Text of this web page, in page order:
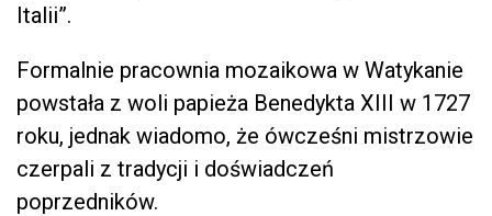
Italii”.
Formalnie pracownia mozaikowa w Watykanie
powstała z woli papieża Benedykta XIII w 1727
roku, jednak wiadomo, że ówcześni mistrzowie
czerpali z tradycji i doświadczeń
poprzedników.